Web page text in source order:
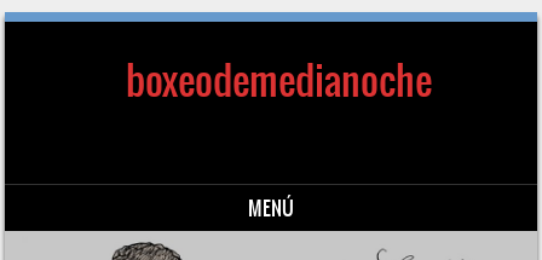
boxeodemedianoche
MENÚ
Saltar al contenido